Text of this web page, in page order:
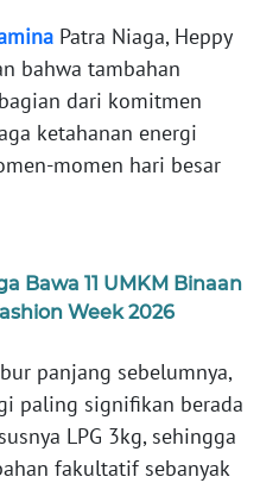
Patra Niaga, Heppy
bahwa tambahan
dari komitmen
ketahanan energi
momen hari besar
Bawa 11 UMKM Binaan
Week 2026
panjang sebelumnya,
paling signifikan berada
LPG 3kg, sehingga
fakultatif sebanyak